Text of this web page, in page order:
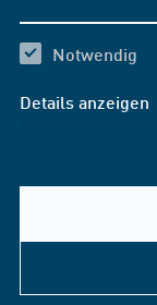
Notwendig
Details anzeigen